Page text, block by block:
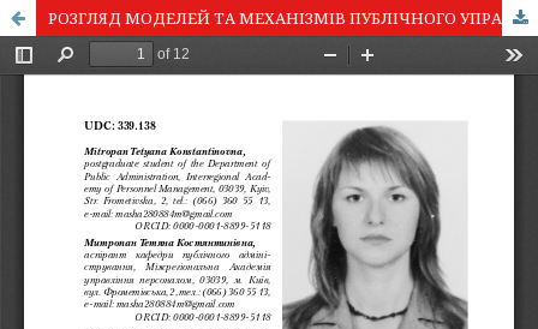
РОЗГЛЯД МОДЕЛЕЙ ТА МЕХАНІЗМІВ ПУБЛІЧНОГО УПРАВЛІННЯ ЗАКУПІВЛЯМИ ТОВАРІВ, РОБІТ ТА ПОСЛУГ У СФЕРІ БУДІВНИЦТВА В УКРАЇНІ